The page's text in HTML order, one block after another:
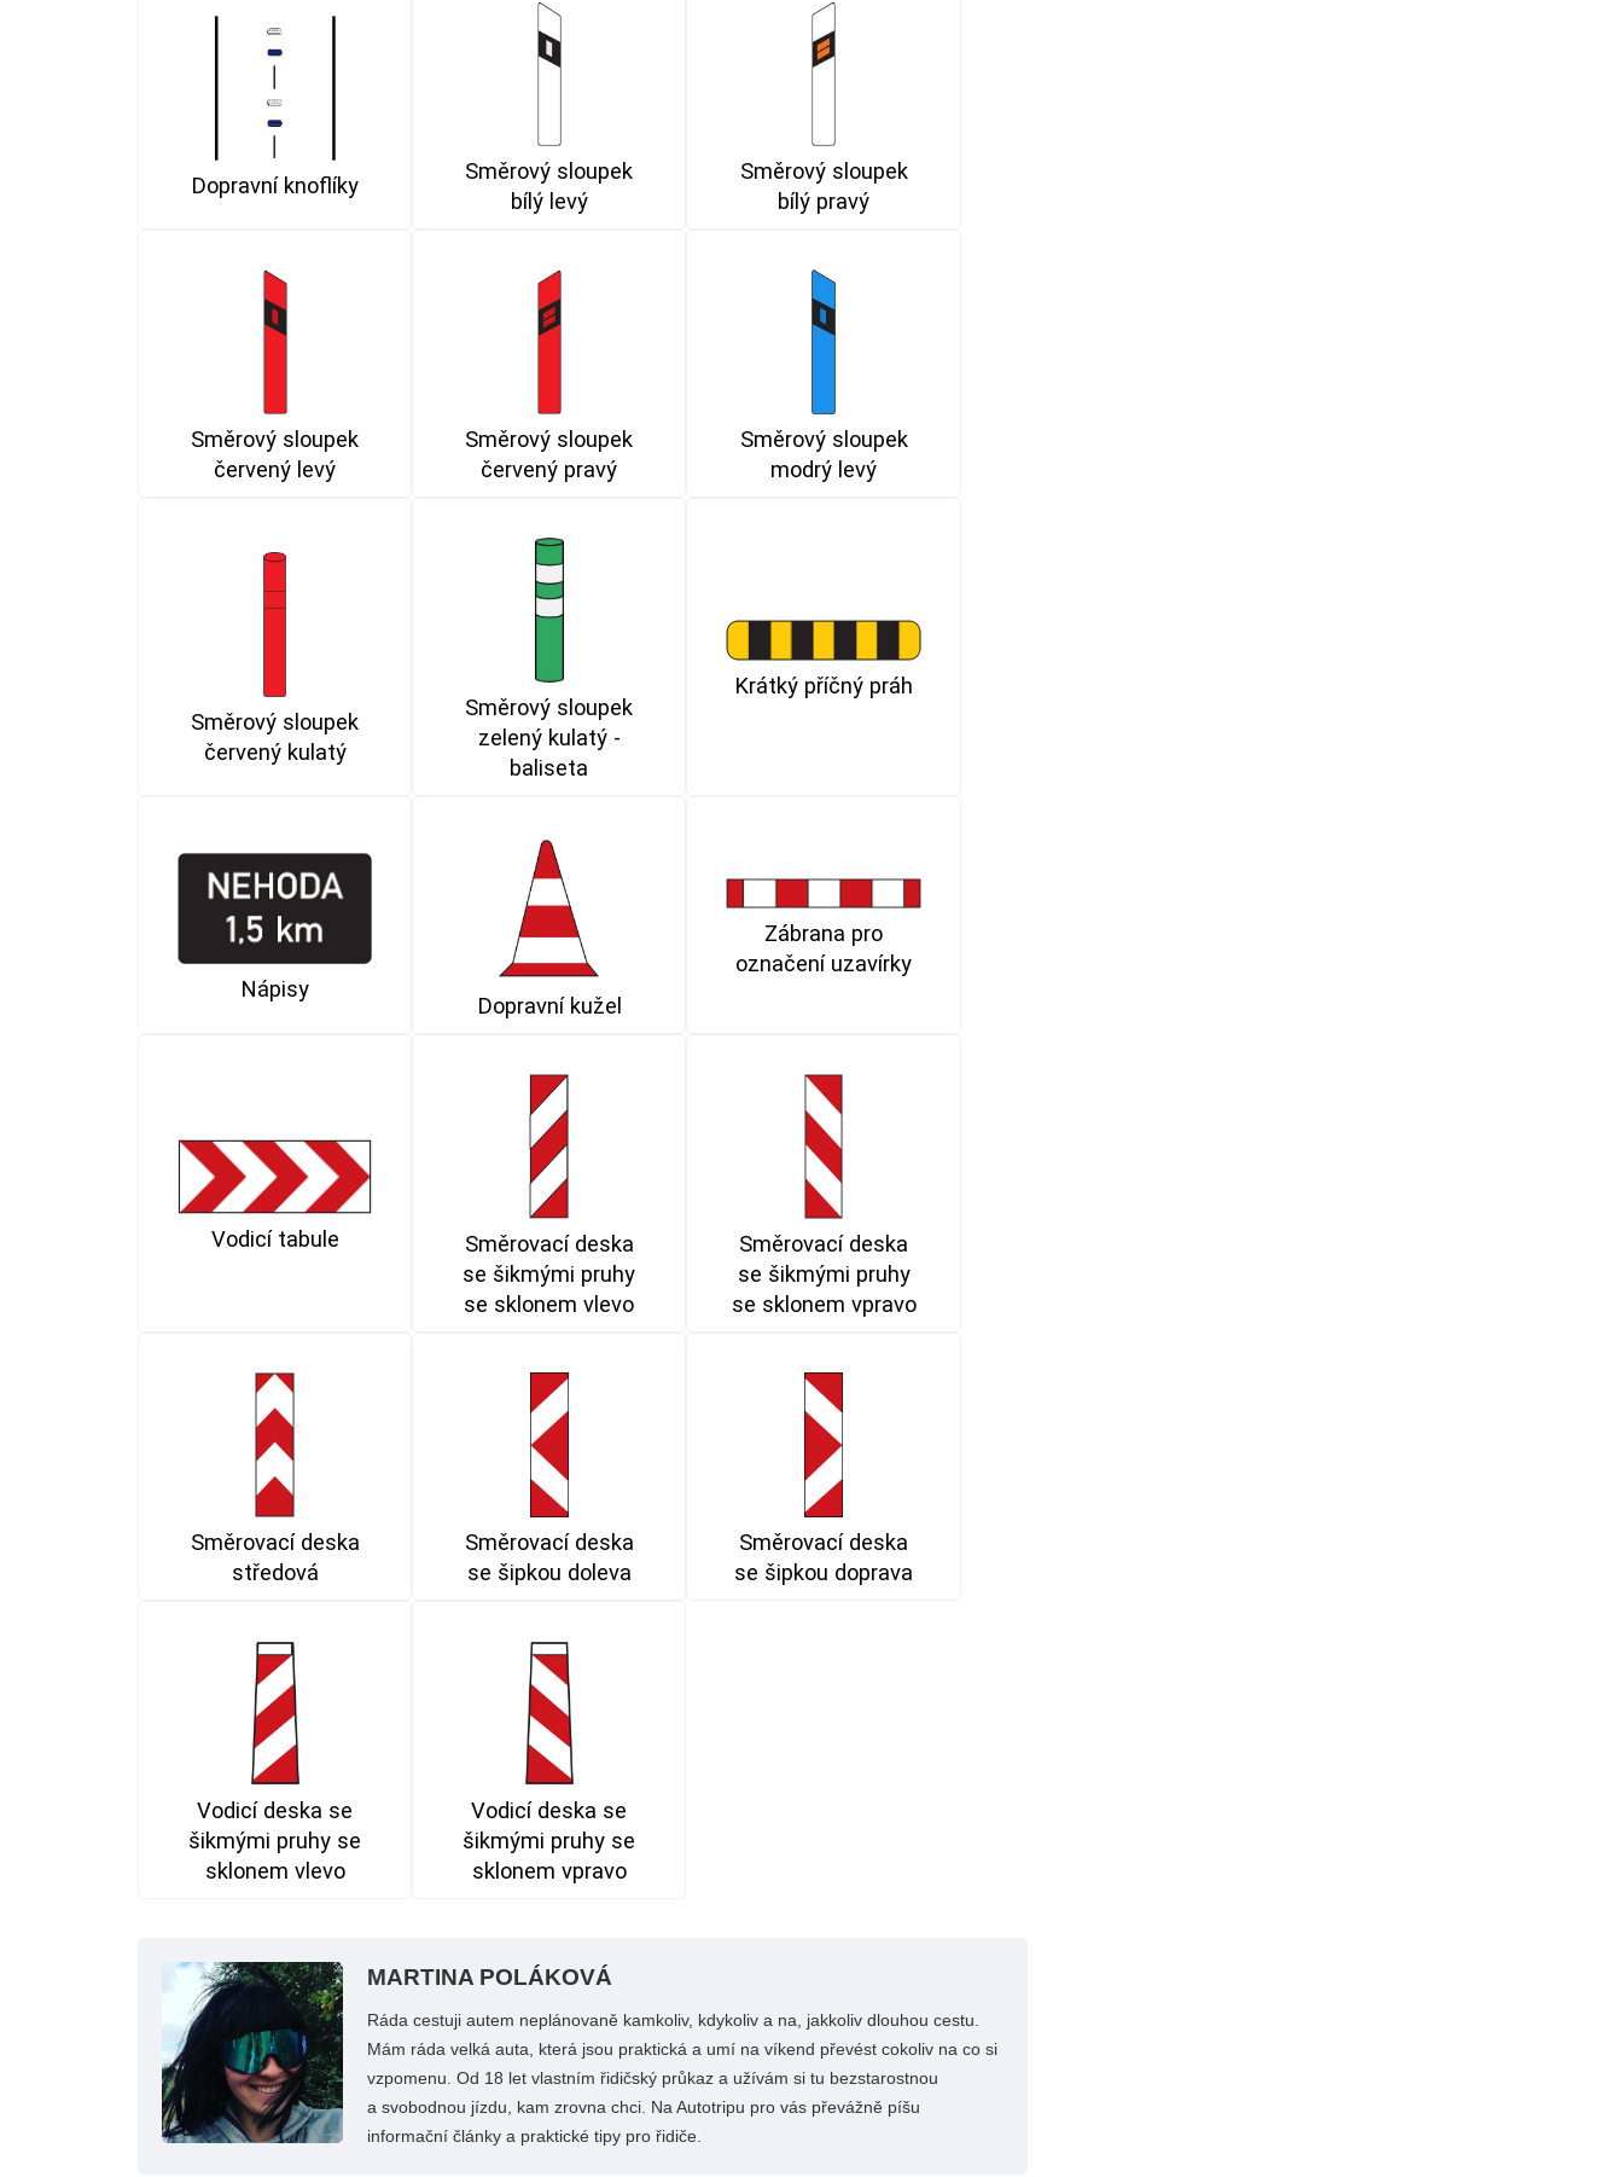
Dopravní knoflíky
Směrový sloupek
bílý levý
Směrový sloupek
bílý pravý
Směrový sloupek
červený levý
Směrový sloupek
červený pravý
Směrový sloupek
modrý levý
Směrový sloupek
červený kulatý
Směrový sloupek
zelený kulatý -
baliseta
Krátký příčný práh
Nápisy
Dopravní kužel
Zábrana pro
označení uzavírky
Vodicí tabule
Směrovací deska
se šikmými pruhy
se sklonem vlevo
Směrovací deska
se šikmými pruhy
se sklonem vpravo
Směrovací deska
středová
Směrovací deska
se šipkou doleva
Směrovací deska
se šipkou doprava
Vodicí deska se
šikmými pruhy se
sklonem vlevo
Vodicí deska se
šikmými pruhy se
sklonem vpravo
MARTINA POLÁKOVÁ
Ráda cestuji autem neplánovaně kamkoliv, kdykoliv a na, jakkoliv dlouhou cestu.
Mám ráda velká auta, která jsou praktická a umí na víkend převést cokoliv na co si
vzpomenu. Od 18 let vlastním řidičský průkaz a užívám si tu bezstarostnou
a svobodnou jízdu, kam zrovna chci. Na Autotripu pro vás převážně píšu
informační články a praktické tipy pro řidiče.